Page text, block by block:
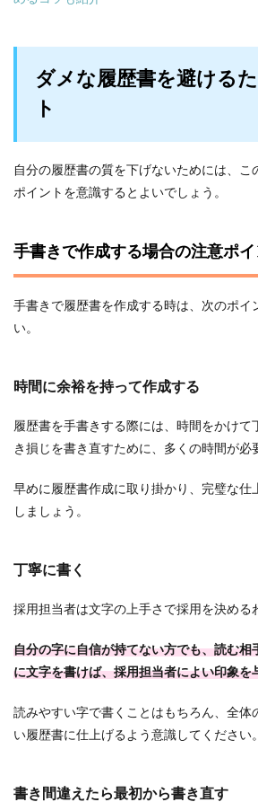
ダメな履歴書を避ける
ト
自分の履歴書の質を下げないためには、こ
ポイントを意識するとよいでしょう。
手書きで作成する場合の注意ポイ
手書きで履歴書を作成する時は、次のポイ
い。
時間に余裕を持って作成する
履歴書を手書きする際には、時間をかけて
き損じを書き直すために、多くの時間が必
早めに履歴書作成に取り掛かり、完璧な仕
しましょう。
丁寧に書く
採用担当者は文字の上手さで採用を決める
自分の字に自信が持てない方でも、読む相
に文字を書けば、採用担当者によい印象を
読みやすい字で書くことはもちろん、全体
い履歴書に仕上げるよう意識してください。
書き間違えたら最初から書き直す